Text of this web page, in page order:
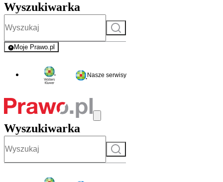
Wyszukiwarka
Szukaj
Moje Prawo.pl
- rejestracja i logowanie do serwisu
Nasze serwisy
Wyszukiwarka
Szukaj